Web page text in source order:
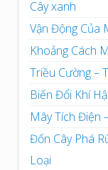
Cây xanh
Vận Động Của
Khoảng Cách
Triều Cường –
Biến Đổi Khí
Mây Tích Điện
Đốn Cây Phá
Loại